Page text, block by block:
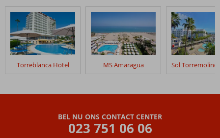
Torreblanca Hotel MS Amaragua
BEL NU ONS CONTACT CENTER
023 751 06 06